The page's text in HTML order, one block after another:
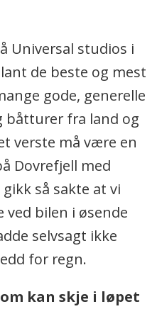
Universal studios i
de beste og mest
gode, generelle
båtturer fra land og
verste må være en
Dovrefjell med
så sakte at vi
ved bilen i øsende
selvsagt ikke
for regn.
kan skje i løpet